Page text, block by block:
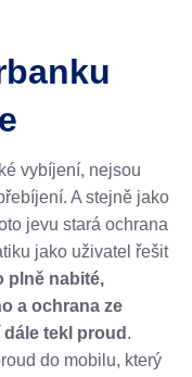
vybíjení, nejsou
A stejně jako
jevu stará ochrana
jako uživatel řešit
plně nabité,
a ochrana ze
tekl proud .
do mobilu, který